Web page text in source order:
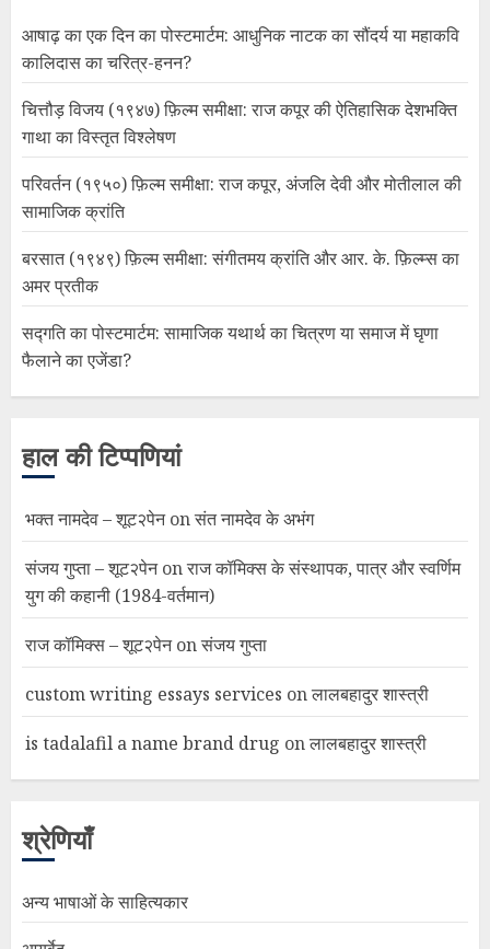
आषाढ़ का एक दिन का पोस्टमार्टम: आधुनिक नाटक का सौंदर्य या महाकवि
कालिदास का चरित्र-हनन?
चित्तौड़ विजय (१९४७) फ़िल्म समीक्षा: राज कपूर की ऐतिहासिक देशभक्ति
गाथा का विस्तृत विश्लेषण
परिवर्तन (१९५०) फ़िल्म समीक्षा: राज कपूर, अंजलि देवी और मोतीलाल की
सामाजिक क्रांति
बरसात (१९४९) फ़िल्म समीक्षा: संगीतमय क्रांति और आर. के. फ़िल्म्स का
अमर प्रतीक
सद्गति का पोस्टमार्टम: सामाजिक यथार्थ का चित्रण या समाज में घृणा
फैलाने का एजेंडा?
हाल की टिप्पणियां
भक्त नामदेव – शूट२पेनonसंत नामदेव के अभंग
संजय गुप्ता – शूट२पेनonराज कॉमिक्स के संस्थापक, पात्र और स्वर्णिम
युग की कहानी (1984-वर्तमान)
राज कॉमिक्स – शूट२पेनonसंजय गुप्ता
custom writing essays services onलालबहादुर शास्त्री
is tadalafil a name brand drug onलालबहादुर शास्त्री
श्रेणियाँ
अन्य भाषाओं के साहित्यकार